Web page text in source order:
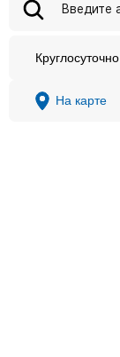
Круглосуточно
На карте